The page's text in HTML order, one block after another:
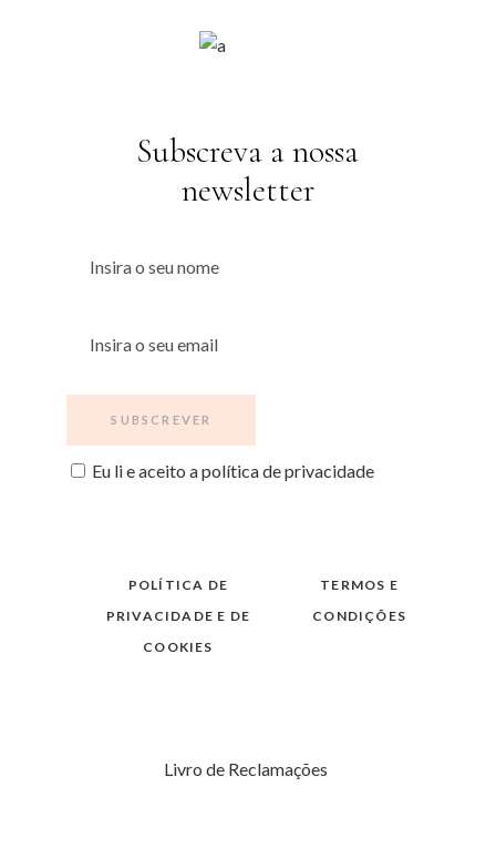
Subscreva a nossa
newsletter
Eu li e aceito a política de privacidade
POLÍTICA DE
PRIVACIDADE E DE
COOKIES
TERMOS E
CONDIÇÕES
Livro de Reclamações